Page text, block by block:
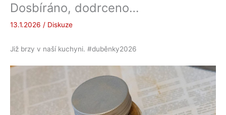
Dosbíráno, dodrceno…
13.1.2026 / Diskuze
Již brzy v naší kuchyni. #duběnky2026